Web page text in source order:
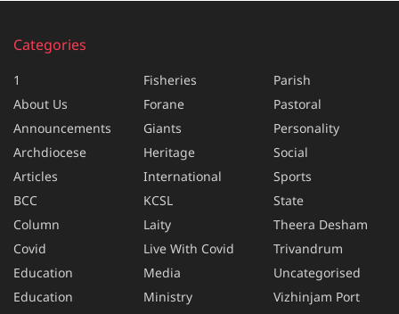
Categories
1
About Us
Announcements
Archdiocese
Articles
BCC
Column
Covid
Education
Education
Fisheries
Forane
Giants
Heritage
International
KCSL
Laity
Live With Covid
Media
Ministry
Parish
Pastoral
Personality
Social
Sports
State
Theera Desham
Trivandrum
Uncategorised
Vizhinjam Port